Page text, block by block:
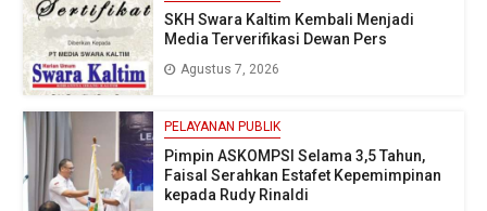
SKH Swara Kaltim Kembali Menjadi
Media Terverifikasi Dewan Pers
Agustus 7, 2026
PELAYANAN PUBLIK
Pimpin ASKOMPSI Selama 3,5 Tahun,
Faisal Serahkan Estafet Kepemimpinan
kepada Rudy Rinaldi